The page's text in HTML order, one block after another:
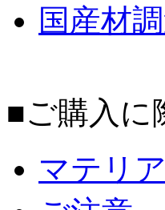
国産材
■ご購入に
マテリ